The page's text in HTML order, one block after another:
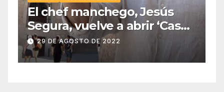
El chef manchego, Jesús
Segura, vuelve a abrir ‘Casas
Colgadas’, el restaurante
icónico de Cuenca
29 DE AGOSTO DE 2022